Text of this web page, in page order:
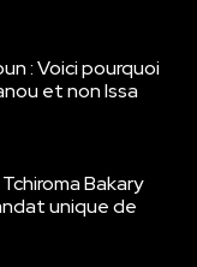
: Voici pourquoi
et non Issa
Bakary
unique de